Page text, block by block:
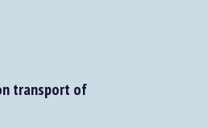
transport of